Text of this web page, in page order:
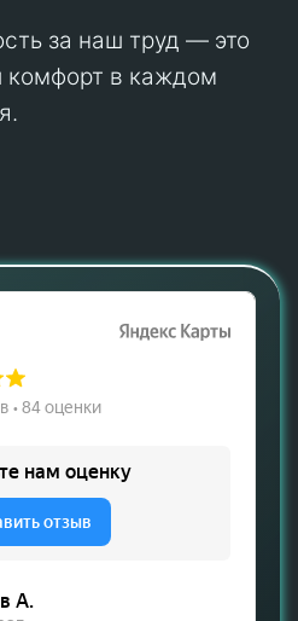
за наш труд — это
комфорт в каждом